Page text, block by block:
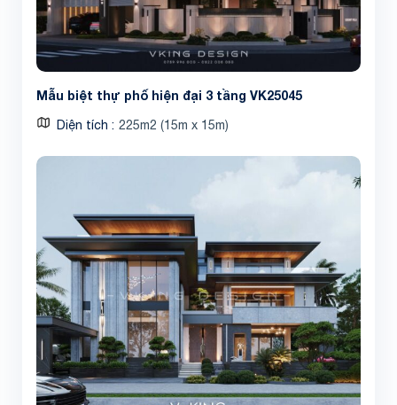
Share
Mẫu biệt thự phố hiện đại 3 tầng VK25045
Diện tích 225m2 (15m x 15m)